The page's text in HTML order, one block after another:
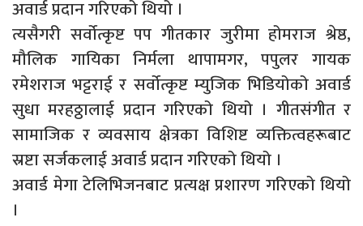
अवार्ड प्रदान गरिएको थियो ।
त्यसैगरी सर्वोत्कृष्ट पप गीतकार जुरीमा होमराज श्रेष्ठ,
मौलिक गायिका निर्मला थापामगर, पपुलर गायक
रमेशराज भट्टराई र सर्वोत्कृष्ट म्युजिक भिडियोको अवार्ड
सुधा मरहठ्ठालाई प्रदान गरिएको थियो । गीतसंगीत र
सामाजिक र व्यवसाय क्षेत्रका विशिष्ट व्यक्तित्वहरूबाट
स्रष्टा सर्जकलाई अवार्ड प्रदान गरिएको थियो ।
अवार्ड मेगा टेलिभिजनबाट प्रत्यक्ष प्रशारण गरिएको थियो
।